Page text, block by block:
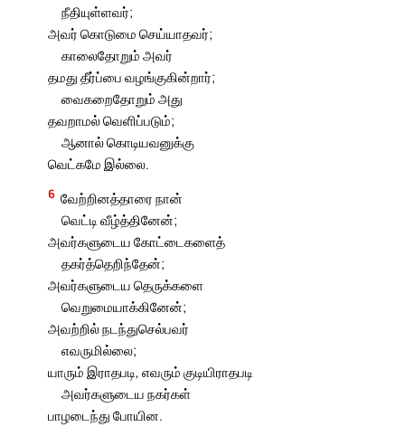
நீதியுள்ளவர்;
அவர் கொடுமை செய்யாதவர்;
காலைதோறும் அவர்
தமது தீர்ப்பை வழங்குகின்றார்;
வைகறைதோறும் அது
தவறாமல் வெளிப்படும்;
ஆனால் கொடியவனுக்கு
வெட்கமே இல்லை.
6 வேற்றினத்தாரை நான்
வெட்டி வீழ்த்தினேன்;
அவர்களுடைய கோட்டைகளைத்
தகர்த்தெறிந்தேன்;
அவர்களுடைய தெருக்களை
வெறுமையாக்கினேன்;
அவற்றில் நடந்துசெல்பவர்
எவருமில்லை;
யாரும் இராதபடி, எவரும் குடியிராதபடி
அவர்களுடைய நகர்கள்
பாழடைந்து போயின.